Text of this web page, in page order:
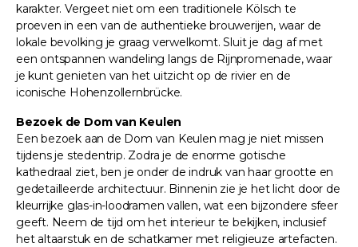
karakter. Vergeet niet om een traditionele Kölsch te
proeven in een van de authentieke brouwerijen, waar de
lokale bevolking je graag verwelkomt. Sluit je dag af met
een ontspannen wandeling langs de Rijnpromenade, waar
je kunt genieten van het uitzicht op de rivier en de
iconische Hohenzollernbrücke.
Bezoek de Dom van Keulen
Een bezoek aan de Dom van Keulen mag je niet missen
tijdens je stedentrip. Zodra je de enorme gotische
kathedraal ziet, ben je onder de indruk van haar grootte en
gedetailleerde architectuur. Binnenin zie je het licht door de
kleurrijke glas-in-loodramen vallen, wat een bijzondere sfeer
geeft. Neem de tijd om het interieur te bekijken, inclusief
het altaarstuk en de schatkamer met religieuze artefacten.